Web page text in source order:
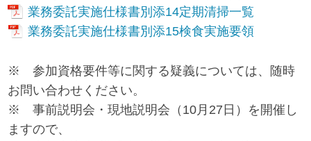
業務委託実施仕様書別添14定期清掃一覧
業務委託実施仕様書別添15検食実施要領
※ 参加資格要件等に関する疑義については、随時
お問い合わせください。
※ 事前説明会・現地説明会（10月27日）を開催し
ますので、